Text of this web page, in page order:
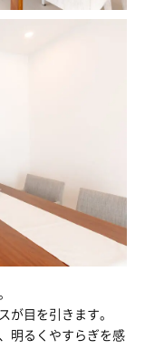
が目を引きます。
明るくやすらぎを感